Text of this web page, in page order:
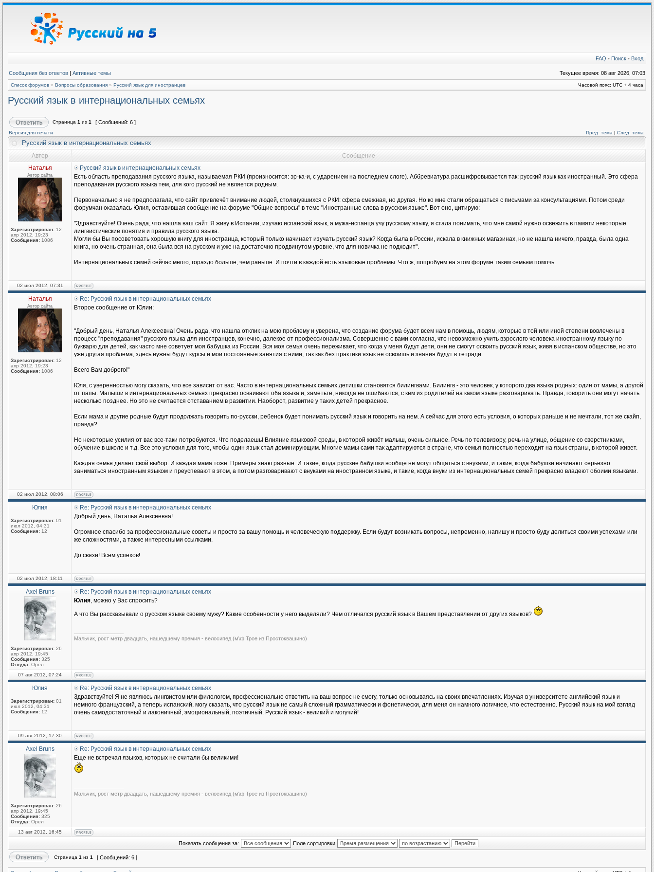
FAQ • Поиск • Вход
Сообщения без ответов | Активные темы Текущее время: 08 авг 2026, 07:03
Список форумов » Вопросы образования » Русский язык для иностранцев Часовой пояс: UTC + 4 часа
Русский язык в интернациональных семьях
Страница 1 из 1 [ Сообщений: 6 ]
Версия для печати Пред. тема | След. тема
Русский язык в интернациональных семьях
Автор
Сообщение
Наталья
Автор сайта
Зарегистрирован: 12
апр 2012, 19:23
Сообщения: 1086
Русский язык в интернациональных семьях
Есть область преподавания русского языка, называемая РКИ (произносится: эр-ка-и, с ударением на последнем слоге). Аббревиатура расшифровывается так: русский язык как иностранный. Это сфера
преподавания русского языка тем, для кого русский не является родным.
Первоначально я не предполагала, что сайт привлечёт внимание людей, столкнувшихся с РКИ: сфера смежная, но другая. Но ко мне стали обращаться с письмами за консультациями. Потом среди
форумчан оказалась Юлия, оставившая сообщение на форуме "Общие вопросы" в теме "Иностранные слова в русском языке". Вот оно, цитирую:
"Здравствуйте! Очень рада, что нашла ваш сайт. Я живу в Испании, изучаю испанский язык, а мужа-испанца учу русскому языку, я стала понимать, что мне самой нужно освежить в памяти некоторые
лингвистические понятия и правила русского языка.
Могли бы Вы посоветовать хорошую книгу для иностранца, который только начинает изучать русский язык? Когда была в России, искала в книжных магазинах, но не нашла ничего, правда, была одна
книга, но очень странная, она была вся на русском и уже на достаточно продвинутом уровне, что для новичка не подходит".
Интернациональных семей сейчас много, гораздо больше, чем раньше. И почти в каждой есть языковые проблемы. Что ж, попробуем на этом форуме таким семьям помочь.
02 июл 2012, 07:31
Наталья
Автор сайта
Зарегистрирован: 12
апр 2012, 19:23
Сообщения: 1086
Re: Русский язык в интернациональных семьях
Второе сообщение от Юлии:
"Добрый день, Наталья Алексеевна! Очень рада, что нашла отклик на мою проблему и уверена, что создание форума будет всем нам в помощь, людям, которые в той или иной степени вовлечены в
процесс "преподавания" русского языка для иностранцев, конечно, далекое от профессионализма. Совершенно с вами согласна, что невозможно учить взрослого человека иностранному языку по
букварю для детей, как часто мне советует моя бабушка из России. Вся моя семья очень переживает, что когда у меня будут дети, они не смогут освоить русский язык, живя в испанском обществе, но это
уже другая проблема, здесь нужны будут курсы и мои постоянные занятия с ними, так как без практики язык не освоишь и знания будут в тетради.
Всего Вам доброго!"
Юля, с уверенностью могу сказать, что все зависит от вас. Часто в интернациональных семьях детишки становятся билингвами. Билингв - это человек, у которого два языка родных: один от мамы, а другой
от папы. Малыши в интернациональных семьях прекрасно осваивают оба языка и, заметьте, никогда не ошибаются, с кем из родителей на каком языке разговаривать. Правда, говорить они могут начать
несколько позднее. Но это не считается отставанием в развитии. Наоборот, развитие у таких детей прекрасное.
Если мама и другие родные будут продолжать говорить по-русски, ребенок будет понимать русский язык и говорить на нем. А сейчас для этого есть условия, о которых раньше и не мечтали, тот же скайп,
правда?
Но некоторые усилия от вас все-таки потребуются. Что поделаешь! Влияние языковой среды, в которой живёт малыш, очень сильное. Речь по телевизору, речь на улице, общение со сверстниками,
обучение в школе и т.д. Все это условия для того, чтобы один язык стал доминирующим. Многие мамы сами так адаптируются в стране, что семья полностью переходит на язык страны, в которой живет.
Каждая семья делает свой выбор. И каждая мама тоже. Примеры знаю разные. И такие, когда русские бабушки вообще не могут общаться с внуками, и такие, когда бабушки начинают серьезно
заниматься иностранным языком и преуспевают в этом, а потом разговаривают с внуками на иностранном языке, и такие, когда внуки из интернациональных семей прекрасно владеют обоими языками.
02 июл 2012, 08:06
Юлия
Зарегистрирован: 01
июл 2012, 04:31
Сообщения: 12
Re: Русский язык в интернациональных семьях
Добрый день, Наталья Алексеевна!
Огромное спасибо за профессиональные советы и просто за вашу помощь и человеческую поддержку. Если будут возникать вопросы, непременно, напишу и просто буду делиться своими успехами или
же сложностями, а также интересными ссылками.
До связи! Всем успехов!
02 июл 2012, 18:11
Axel Bruns
Зарегистрирован: 26
апр 2012, 19:45
Сообщения: 325
Откуда: Орел
Re: Русский язык в интернациональных семьях
Юлия, можно у Вас спросить?
А что Вы рассказывали о русском языке своему мужу? Какие особенности у него выделяли? Чем отличался русский язык в Вашем представлении от других языков?
Мальчик, рост метр двадцать, нашедшему премия - велосипед (м\ф Трое из Простоквашино)
07 авг 2012, 07:24
Юлия
Зарегистрирован: 01
июл 2012, 04:31
Сообщения: 12
Re: Русский язык в интернациональных семьях
Здравствуйте! Я не являюсь лингвистом или филологом, профессионально ответить на ваш вопрос не cмогу, только основываясь на своих впечатлениях. Изучая в университете английский язык и
немного французский, а теперь испанский, могу сказать, что русский язык не самый сложный грамматически и фонетически, для меня он намного логичнее, что естественно. Русский язык на мой взгляд
очень самодостаточный и лаконичный, эмоциональный, поэтичный. Русский язык - великий и могучий!
09 авг 2012, 17:30
Axel Bruns
Зарегистрирован: 26
апр 2012, 19:45
Сообщения: 325
Откуда: Орел
Re: Русский язык в интернациональных семьях
Еще не встречал языков, которых не считали бы великими!
Мальчик, рост метр двадцать, нашедшему премия - велосипед (м\ф Трое из Простоквашино)
13 авг 2012, 16:45
Показать сообщения за: Поле сортировки
Страница 1 из 1 [ Сообщений: 6 ]